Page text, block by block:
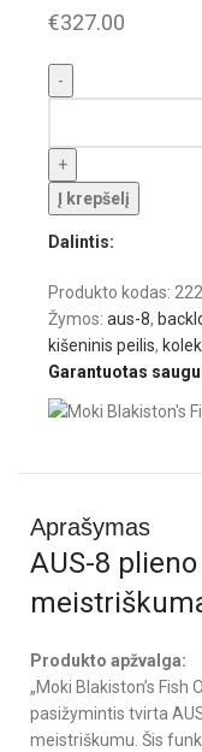
€327.00
Į krepšelį
Dalintis:
Produkto kodas:
Žymos: aus-8,
kišeninis peilis,
Garantuotas
Aprašymas
AUS-8
Produkto apžvalga:
„Moki Blakiston’s Fish
pasižymintis tvirta
meistriškumu. Šis